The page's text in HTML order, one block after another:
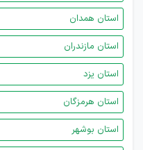
استان همدان
استان مازندران
استان یزد
استان هرمزگان
استان بوشهر